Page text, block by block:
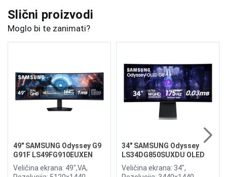
Slični proizvodi
Moglo bi te zanimati?
49" SAMSUNG Odyssey G9
G91F LS49FG910EUXEN
144Hz Gaming Curved
Display
Veličina ekrana: 49",VA,
34" SAMSUNG Odyssey
LS34DG850SUXDU OLED
G8 175Hz Gaming Curved
Display
Veličina ekrana: 34",